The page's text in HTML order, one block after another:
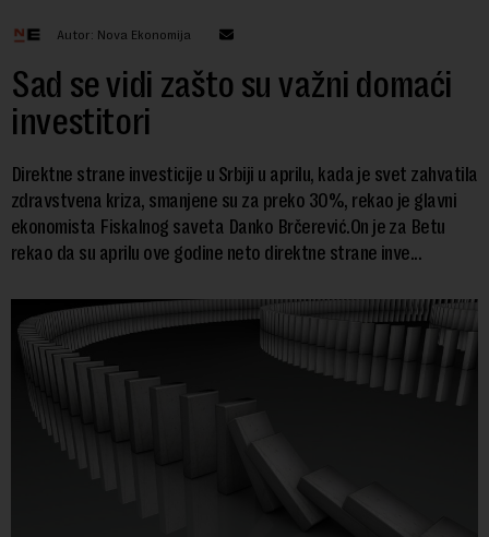
Autor: Nova Ekonomija
Sad se vidi zašto su važni domaći
investitori
Direktne strane investicije u Srbiji u aprilu, kada je svet zahvatila
zdravstvena kriza, smanjene su za preko 30%, rekao je glavni
ekonomista Fiskalnog saveta Danko Brčerević.On je za Betu
rekao da su aprilu ove godine neto direktne strane inve...